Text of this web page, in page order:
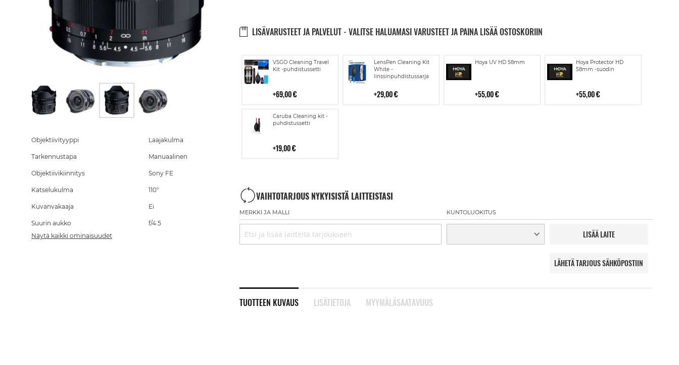
LISÄVARUSTEET JA PALVELUT - VALITSE HALUAMASI VARUSTEET JA PAINA LISÄÄ OSTOSKORIIN
VSGO Cleaning Travel
Kit -puhdistussetti
69,00 €
Lisää
ostoskoriin
LensPen Cleaning Kit
White -
linssinpuhdistussarja
29,00 €
Lisää
ostoskoriin
Hoya UV HD 58mm
55,00 €
Lisää
Hoya Protector HD
58mm -suodin
55,00 €
Lisää
ostoskoriin
Caruba Cleaning kit -
puhdistussetti
19,00 €
Lisää
ostoskoriin
VAIHTOTARJOUS NYKYISISTÄ LAITTEISTASI
MERKKI JA MALLI KUNTOLUOKITUS
LISÄÄ LAITE
LÄHETÄ TARJOUS SÄHKÖPOSTIIN
TUOTTEEN KUVAUS LISÄTIETOJA MYYMÄLÄSAATAVUUS
the
of
images
Objektiivityyppi Laajakulma
Tarkennustapa Manuaalinen
Objektiivikiinnitys Sony FE
Katselukulma 110°
Kuvanvakaaja Ei
Suurin aukko
f/4.5
Näytä kaikki ominaisuudet